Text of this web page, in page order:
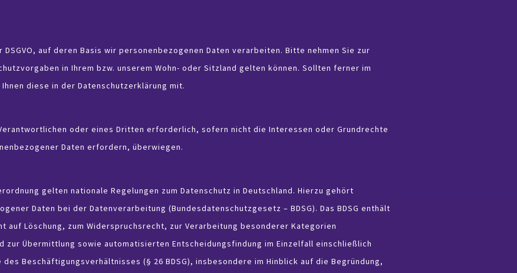
auf deren Basis wir personenbezogenen Daten verarbeiten. Bitte nehmen Sie zur
in Ihrem bzw. unserem Wohn- oder Sitzland gelten können. Sollten ferner im
diese in der Datenschutzerklärung mit.
oder eines Dritten erforderlich, sofern nicht die Interessen oder Grundrechte
Daten erfordern, überwiegen.
gelten nationale Regelungen zum Datenschutz in Deutschland. Hierzu gehört
Daten bei der Datenverarbeitung (Bundesdatenschutzgesetz – BDSG). Das BDSG enthält
auf Löschung, zum Widerspruchsrecht, zur Verarbeitung besonderer Kategorien
Übermittlung sowie automatisierten Entscheidungsfindung im Einzelfall einschließlich
Beschäftigungsverhältnisses (§ 26 BDSG), insbesondere im Hinblick auf die Begründung,